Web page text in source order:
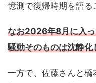
憶測で復帰時期を語る
なお2026年8月に入
騒動そのものは沈静
一方で、佐藤さんと